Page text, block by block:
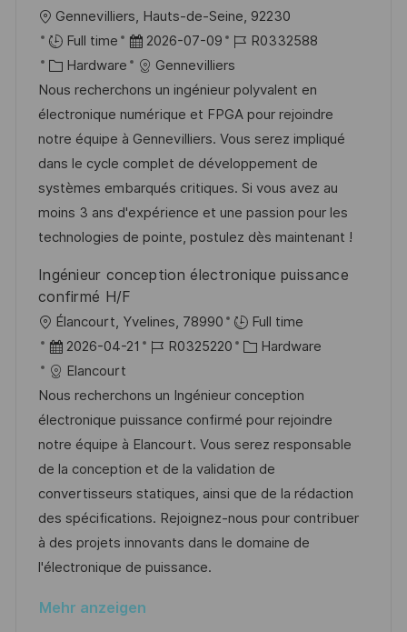
e
g
O
r
t
Gennevilliers, Hauts-de-Seine, 92230
Full time
D
a
t
u
m
d
e
r
V
r
g
2026-07-09
J
o
b
-
I
D
R0332588
K
a
t
e
g
o
r
i
Hardware
Gennevilliers
Nous recherchons un ingénieur polyvalent en
électronique numérique et FPGA pour rejoindre
notre équipe à Gennevilliers. Vous serez impliqué
dans le cycle complet de développement de
systèmes embarqués critiques. Si vous avez au
moins 3 ans d'expérience et une passion pour les
technologies de pointe, postulez dès maintenant !
Ingénieur conception électronique puissance
confirmé H/F
O
r
t
Élancourt, Yvelines, 78990
Full time
D
a
t
u
m
d
e
r
V
e
ö
2026-04-21
J
b
-
I
D
R0325220
K
t
e
g
o
r
i
e
Hardware
Elancourt
Nous recherchons un Ingénieur conception
électronique puissance confirmé pour rejoindre
notre équipe à Elancourt. Vous serez responsable
de la conception et de la validation de
convertisseurs statiques, ainsi que de la rédaction
des spécifications. Rejoignez-nous pour contribuer
à des projets innovants dans le domaine de
l'électronique de puissance.
Mehr anzeigen